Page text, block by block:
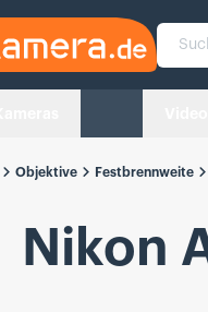
Suche
Objektive Festbrennweite
Nikon